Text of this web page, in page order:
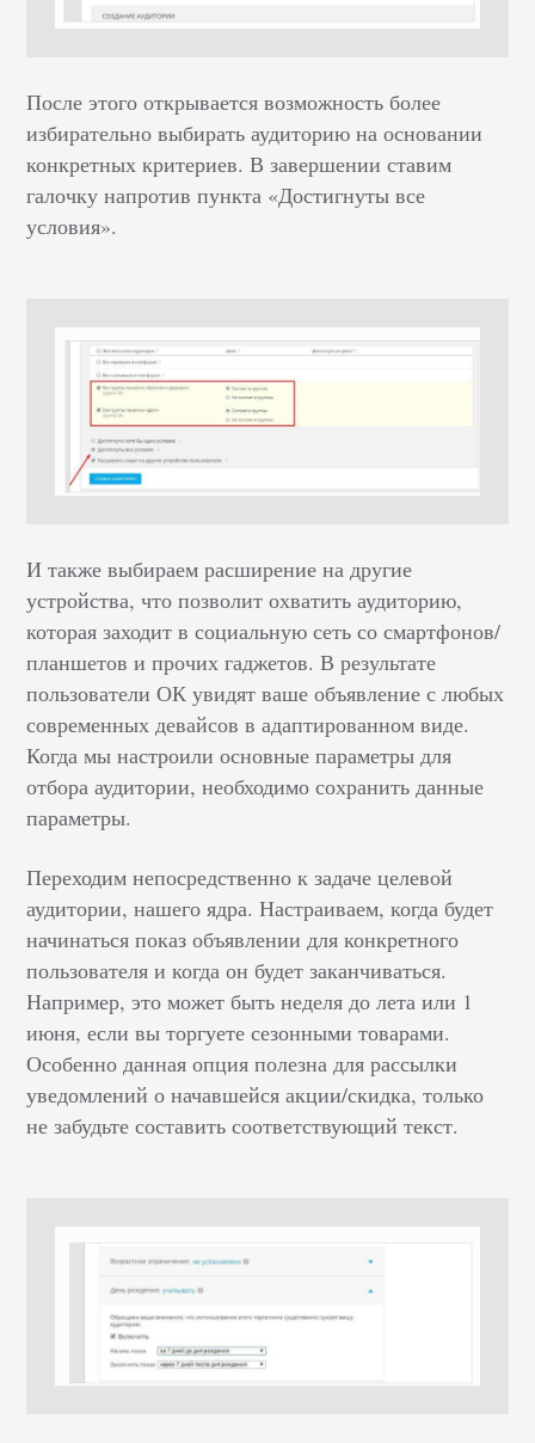
После этого открывается возможность более
избирательно выбирать аудиторию на основании
конкретных критериев. В завершении ставим
галочку напротив пункта «Достигнуты все
условия».
И также выбираем расширение на другие
устройства, что позволит охватить аудиторию,
которая заходит в социальную сеть со смартфонов/
планшетов и прочих гаджетов. В результате
пользователи ОК увидят ваше объявление с любых
современных девайсов в адаптированном виде.
Когда мы настроили основные параметры для
отбора аудитории, необходимо сохранить данные
параметры.
Переходим непосредственно к задаче целевой
аудитории, нашего ядра. Настраиваем, когда будет
начинаться показ объявлении для конкретного
пользователя и когда он будет заканчиваться.
Например, это может быть неделя до лета или 1
июня, если вы торгуете сезонными товарами.
Особенно данная опция полезна для рассылки
уведомлений о начавшейся акции/скидка, только
не забудьте составить соответствующий текст.